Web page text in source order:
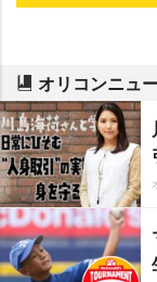
オリコンニュ